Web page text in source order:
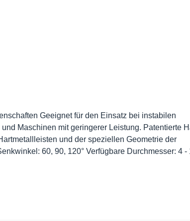
Geeignet für den Einsatz bei instabilen
Maschinen mit geringerer Leistung. Patentierte
und der speziellen Geometrie der
60, 90, 120° Verfügbare Durchmesser: 4 -